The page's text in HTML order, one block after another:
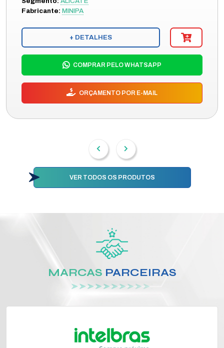
Fabricante: MINIPA
+ DETALHES
COMPRAR PELO WHATSAPP
ORÇAMENTO POR E-MAIL
VER TODOS OS PRODUTOS
MARCAS PARCEIRAS